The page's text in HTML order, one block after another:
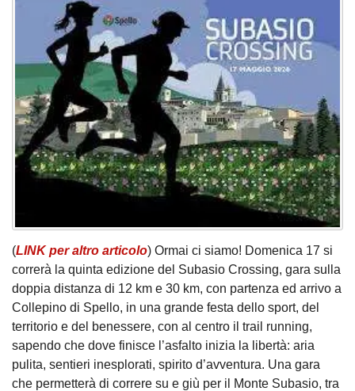
(LINK per altro articolo) Ormai ci siamo! Domenica 17 si
correrà la quinta edizione del Subasio Crossing, gara sulla
doppia distanza di 12 km e 30 km, con partenza ed arrivo a
Collepino di Spello, in una grande festa dello sport, del
territorio e del benessere, con al centro il trail running,
sapendo che dove finisce l’asfalto inizia la libertà: aria
pulita, sentieri inesplorati, spirito d’avventura. Una gara
che permetterà di correre su e giù per il Monte Subasio, tra